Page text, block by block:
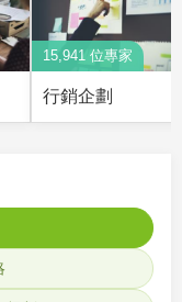
15,941 位專家
行銷企劃